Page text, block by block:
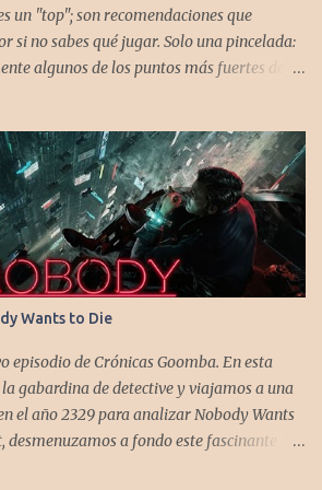
un "top"; son recomendaciones que
si no sabes qué jugar. Solo una pincelada:
algunos de los puntos más fuertes de
uno, se adapte a tus gustos. Si te gusta este
saber para crear nuevas entradas con
Cuphead En la mente de los dos
la idea de fusionar el arte de las
con un juego de disparos (al estilo
una apuesta ganadora. En la ejecución, la
un excelente diseño de niveles,
desafiantes y una música
te mantiene enganchado a pesar de su
Wants to Die
episodio de Crónicas Goomba. En esta
gabardina de detective y viajamos a una
el año 2329 para analizar Nobody Wants
desmenuzamos a fondo este fascinante